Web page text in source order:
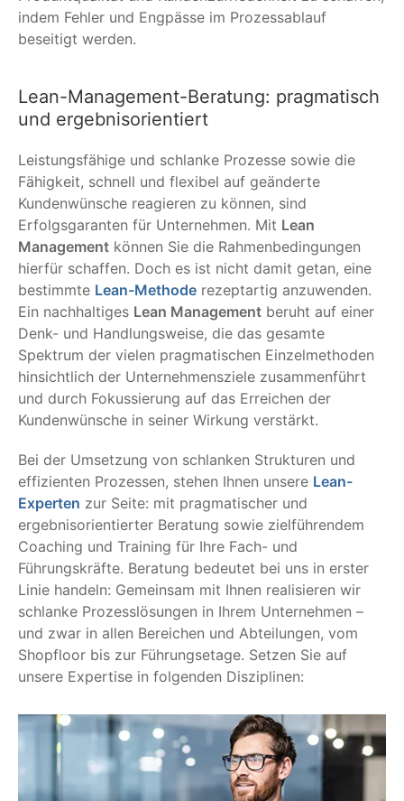
indem Fehler und Engpässe im Prozessablauf
beseitigt werden.
Lean-Management-Beratung: pragmatisch
und ergebnisorientiert
Leistungsfähige und schlanke Prozesse sowie die
Fähigkeit, schnell und flexibel auf geänderte
Kundenwünsche reagieren zu können, sind
Erfolgsgaranten für Unternehmen. Mit Lean
Management können Sie die Rahmenbedingungen
hierfür schaffen. Doch es ist nicht damit getan, eine
bestimmte Lean-Methode rezeptartig anzuwenden.
Ein nachhaltiges Lean Management beruht auf einer
Denk- und Handlungsweise, die das gesamte
Spektrum der vielen pragmatischen Einzelmethoden
hinsichtlich der Unternehmensziele zusammenführt
und durch Fokussierung auf das Erreichen der
Kundenwünsche in seiner Wirkung verstärkt.
Bei der Umsetzung von schlanken Strukturen und
effizienten Prozessen, stehen Ihnen unsere Lean-
Experten zur Seite: mit pragmatischer und
ergebnisorientierter Beratung sowie zielführendem
Coaching und Training für Ihre Fach- und
Führungskräfte. Beratung bedeutet bei uns in erster
Linie handeln: Gemeinsam mit Ihnen realisieren wir
schlanke Prozesslösungen in Ihrem Unternehmen –
und zwar in allen Bereichen und Abteilungen, vom
Shopfloor bis zur Führungsetage. Setzen Sie auf
unsere Expertise in folgenden Disziplinen: